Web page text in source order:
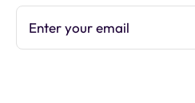
Enter your email